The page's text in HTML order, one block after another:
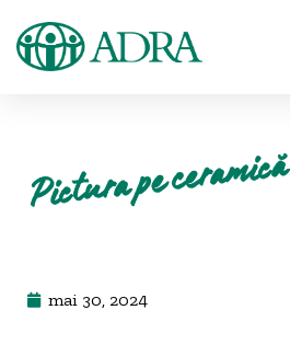
Pictura pe ceramică
mai 30, 2024